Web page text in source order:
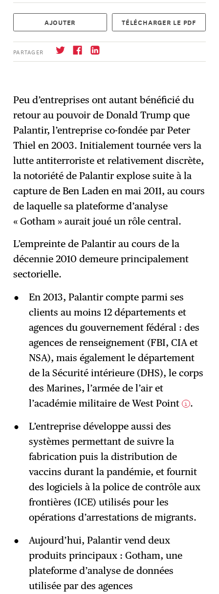
AJOUTER TÉLÉCHARGER LE PDF
PARTAGER
→ S'abonner
Peu d’entreprises ont autant bénéficié du
retour au pouvoir de Donald Trump que
Palantir, l’entreprise co-fondée par Peter
Thiel en 2003. Initialement tournée vers la
lutte antiterroriste et relativement discrète,
la notoriété de Palantir explose suite à la
capture de Ben Laden en mai 2011, au cours
de laquelle sa plateforme d’analyse
« Gotham » aurait joué un rôle central.
L’empreinte de Palantir au cours de la
décennie 2010 demeure principalement
sectorielle.
En 2013, Palantir compte parmi ses
clients au moins 12 départements et
agences du gouvernement fédéral : des
agences de renseignement (FBI, CIA et
NSA), mais également le département
de la Sécurité intérieure (DHS), le corps
des Marines, l’armée de l’air et
l’académie militaire de West Point
1 .
L’entreprise développe aussi des
systèmes permettant de suivre la
fabrication puis la distribution de
vaccins durant la pandémie, et fournit
des logiciels à la police de contrôle aux
frontières (ICE) utilisés pour les
opérations d’arrestations de migrants.
Aujourd’hui, Palantir vend deux
produits principaux : Gotham, une
plateforme d’analyse de données
utilisée par des agences